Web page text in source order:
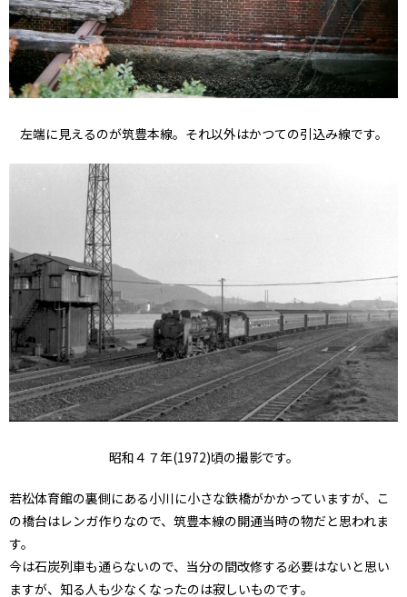
左端に見えるのが筑豊本線。それ以外はかつての引込み線です。
昭和４７年(1972)頃の撮影です。
若松体育館の裏側にある小川に小さな鉄橋がかかっていますが、こ
の橋台はレンガ作りなので、筑豊本線の開通当時の物だと思われま
す。
今は石炭列車も通らないので、当分の間改修する必要はないと思い
ますが、知る人も少なくなったのは寂しいものです。